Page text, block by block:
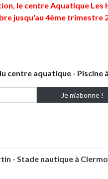
le centre Aquatique Les
jusqu'au 4ème trimestre
centre aquatique - Piscine
- Stade nautique à